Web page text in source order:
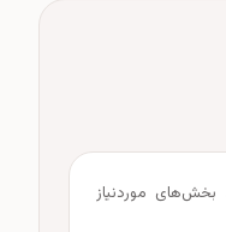
بخش‌های موردنیاز